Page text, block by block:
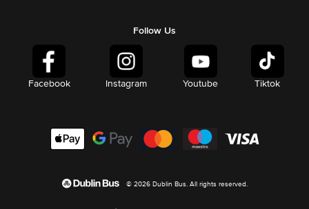
Follow Us
Facebook Instagram Youtube Tiktok
© 2026 Dublin Bus. All rights reserved.